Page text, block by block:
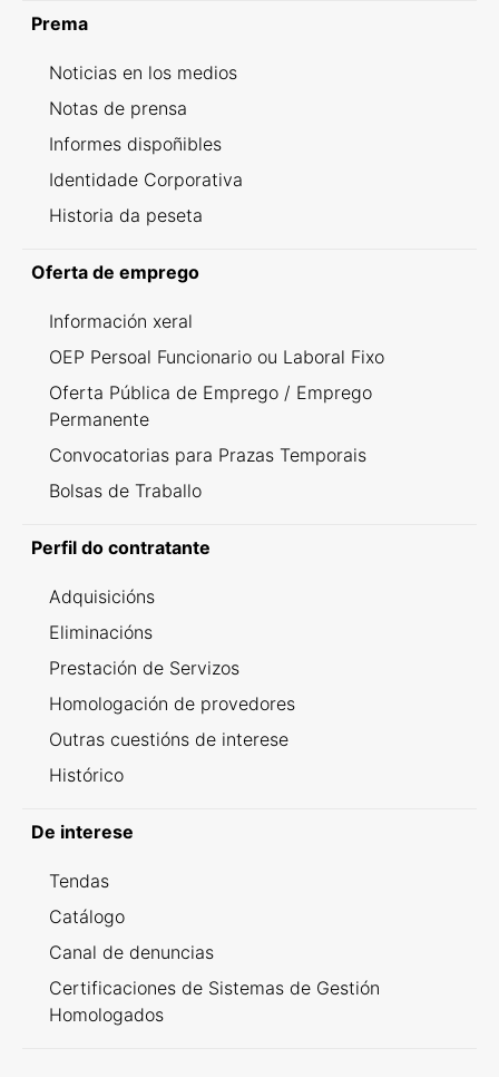
Prema
Noticias en los medios
Notas de prensa
Informes dispoñibles
Identidade Corporativa
Historia da peseta
Oferta de emprego
Información xeral
OEP Persoal Funcionario ou Laboral Fixo
Oferta Pública de Emprego / Emprego
Permanente
Convocatorias para Prazas Temporais
Bolsas de Traballo
Perfil do contratante
Adquisicións
Eliminacións
Prestación de Servizos
Homologación de provedores
Outras cuestións de interese
Histórico
De interese
Tendas
Catálogo
Canal de denuncias
Certificaciones de Sistemas de Gestión
Homologados